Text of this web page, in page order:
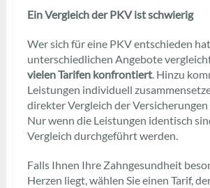
Ein Vergleich der PKV ist schwierig
Wer sich für eine PKV entschieden
unterschiedlichen Angebote
vielen Tarifen konfrontiert. Hinzu
Leistungen individuell
direkter Vergleich der
Nur wenn die Leistungen identisch
Vergleich durchgeführt werden.
Falls Ihnen Ihre Zahngesundheit
Herzen liegt, wählen Sie einen Tarif,